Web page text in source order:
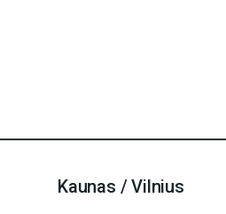
Kaunas / Vilnius